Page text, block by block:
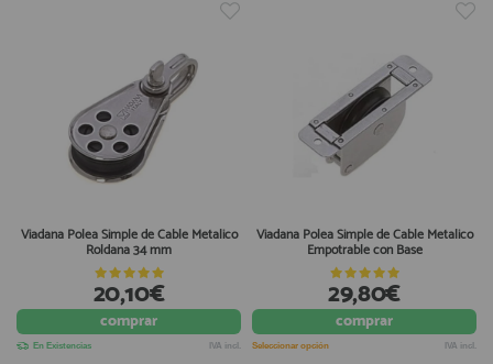
Viadana Polea Simple de Cable Metalico
Roldana 34 mm
20,10€
comprar
En Existencias IVA incl.
Viadana Polea Simple de Cable Metalico
Empotrable con Base
29,80€
comprar
Seleccionar opción IVA incl.